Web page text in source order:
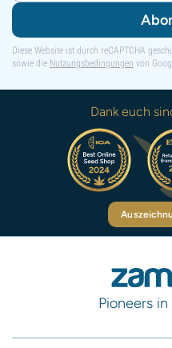
Diese Website ist durch reCAPTCHA
sowie die Nutzungsbedingungen von
Dank euch
Pioneers